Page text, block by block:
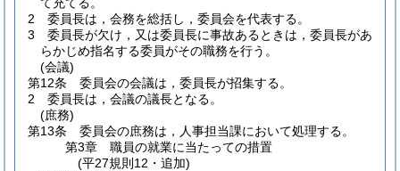
2
委員長は，会務を総括し，委員会を代表する。
3
委員長が欠け，又は委員長に事故あるときは，委員長があ
らかじめ指名する委員がその職務を行う。
(会議)
第12条
委員会の会議は，委員長が招集する。
2
委員長は，会議の議長となる。
(庶務)
第13条
委員会の庶務は，人事担当課において処理する。
第3章
職員の就業に当たっての措置
(平27規則12・追加)